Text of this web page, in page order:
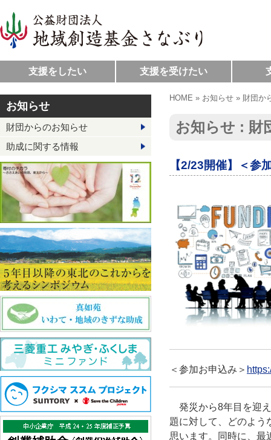
支援をしたい 支援を受けたい
HOME » お知らせ » 財団か
お知らせ : 財
【2/23開催】＜参
＜参加お申込み＞
発災から8年目を迎
題に対して、どのよう
思います。同時に、最
お知らせ
財団からのお知らせ
助成に関する情報